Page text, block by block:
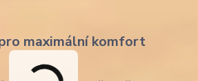
maximální komfort